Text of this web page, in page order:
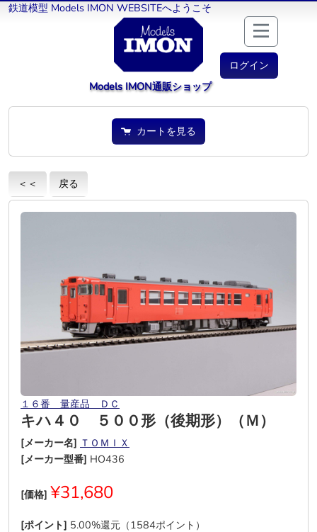
鉄道模型 Models IMON WEBSITEへようこそ
ログイン
Models IMON通販ショップ
カートを見る
＜＜ 戻る
１６番 量産品 ＤＣ
キハ４０ ５００形（後期形）（Ｍ）
[メーカー名] ＴＯＭＩＸ
[メーカー型番] HO436
[価格] ¥31,680
[ポイント] 5.00%還元（1584ポイント）